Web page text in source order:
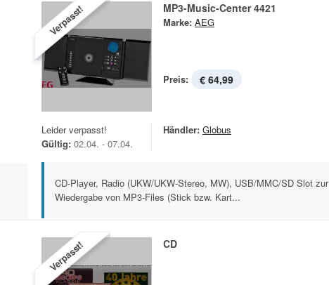
Verpasst! MP3-Music-Center 4421
Marke: AEG
Preis: € 64,99
Leider verpasst!
Gültig: 02.04. - 07.04.
Händler: Globus
CD-Player, Radio (UKW/UKW-Stereo, MW), USB/MMC/SD Slot zur
Wiedergabe von MP3-Files (Stick bzw. Kart...
Verpasst! CD